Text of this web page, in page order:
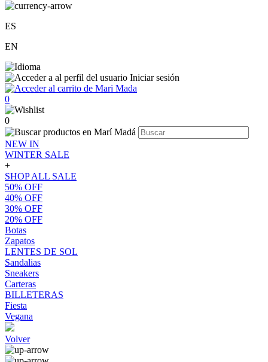
ES
EN
Iniciar sesión
0
0
NEW IN
WINTER SALE
+
SHOP ALL SALE
50% OFF
40% OFF
30% OFF
20% OFF
Botas
Zapatos
LENTES DE SOL
Sandalias
Sneakers
Carteras
BILLETERAS
Fiesta
Vegana
Volver